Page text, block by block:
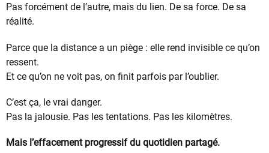
Pas forcément de l’autre, mais du lien. De sa force. De sa
réalité.
Parce que la distance a un piège : elle rend invisible ce qu’on
ressent.
Et ce qu’on ne voit pas, on finit parfois par l’oublier.
C’est ça, le vrai danger.
Pas la jalousie. Pas les tentations. Pas les kilomètres.
Mais l’effacement progressif du quotidien partagé.